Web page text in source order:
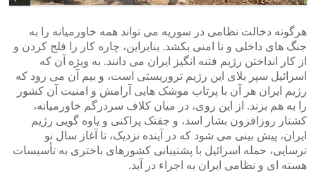
هرگونه دخالت نظامی در سوریه می تواند همه خاورمیانه را به
جنگ های داخلی و نا امنی بکشد. بنابراین، چاره کار را فلج کردن و
از کار انداختن رژیم فتنه انگیز ایران می دانند. به ویژه آن که
اسرائیل سپر بلای این رژیم تروریستی است، و بیم آن می رود که
رژیم ایران هر آن با پرتاب موشک هایی آرامش و امنیت آن کشور
را به هم بزند. از این روی، در میان کلاف سردرگم خاورمیانه،
کشتار روزافزون بشار اسد، و جفتک پراکنی و یاوه گویی رژیم
ایران، پیش بینی می شود که در آینده نزدیک، تا آغاز سال نو
ترسایی، حمله اسرائیل با پشتیبانی کشورهای باختری به تأسیسات
هسته ای و نظامی ایران به اجراء در آید.